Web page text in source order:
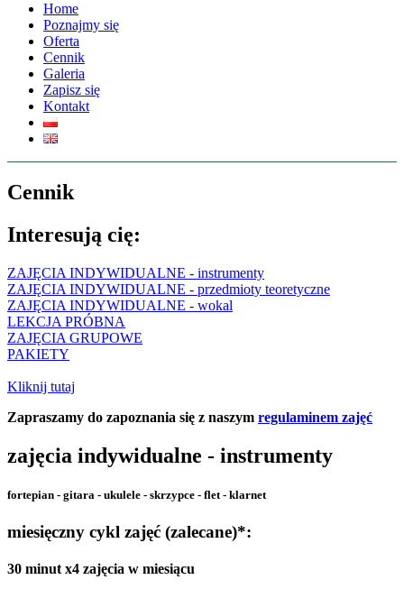
Home
Poznajmy się
Oferta
Cennik
Galeria
Zapisz się
Kontakt
Cennik
Interesują cię:
ZAJĘCIA INDYWIDUALNE - instrumenty
ZAJĘCIA INDYWIDUALNE - przedmioty teoretyczne
ZAJĘCIA INDYWIDUALNE - wokal
LEKCJA PRÓBNA
ZAJĘCIA GRUPOWE
PAKIETY
Kliknij tutaj
Zapraszamy do zapoznania się z naszym regulaminem zajęć
zajęcia indywidualne - instrumenty
fortepian - gitara - ukulele - skrzypce - flet - klarnet
miesięczny cykl zajęć (zalecane)*:
30 minut x4 zajęcia w miesiącu